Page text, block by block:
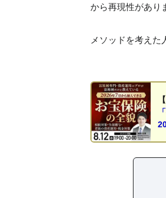
から再現性があり
メソッドを考えた